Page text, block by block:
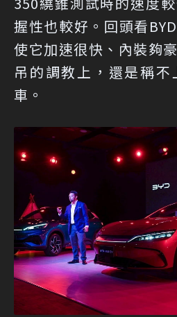
握性也較好。回頭看
使它加速很快、內裝夠
吊的調教上，還是稱
車。